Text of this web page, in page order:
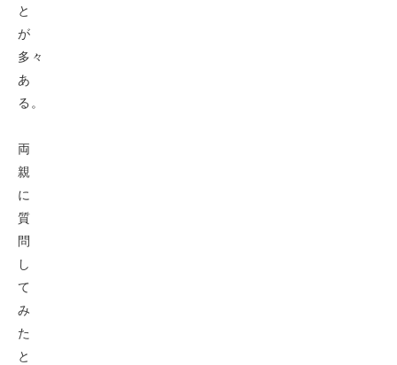
と
が
多々
あ
る。
両
親
に
質
問
し
て
み
た
と